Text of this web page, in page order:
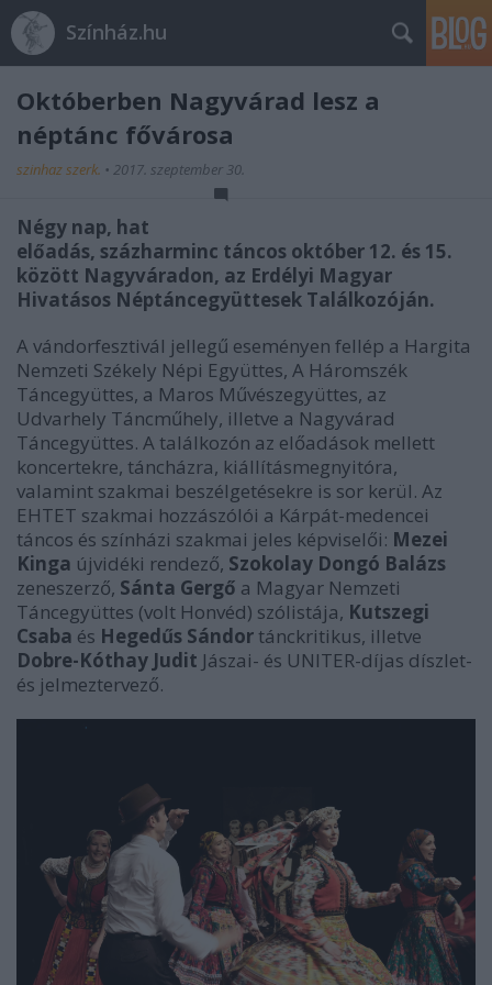
Színház.hu
Októberben Nagyvárad lesz a
néptánc fővárosa
szinhaz szerk. • 2017. szeptember 30.
Négy nap, hat
előadás, százharminc táncos október 12. és 15.
között Nagyváradon, az Erdélyi Magyar
Hivatásos Néptáncegyüttesek Találkozóján.
A vándorfesztivál jellegű eseményen fellép a Hargita
Nemzeti Székely Népi Együttes, A Háromszék
Táncegyüttes, a Maros Művészegyüttes, az
Udvarhely Táncműhely, illetve a Nagyvárad
Táncegyüttes. A találkozón az előadások mellett
koncertekre, táncházra, kiállításmegnyitóra,
valamint szakmai beszélgetésekre is sor kerül. Az
EHTET szakmai hozzászólói a Kárpát-medencei
táncos és színházi szakmai jeles képviselői: Mezei
Kinga újvidéki rendező, Szokolay Dongó Balázs
zeneszerző, Sánta Gergő a Magyar Nemzeti
Táncegyüttes (volt Honvéd) szólistája, Kutszegi
Csaba és Hegedűs Sándor tánckritikus, illetve
Dobre-Kóthay Judit Jászai- és UNITER-díjas díszlet-
és jelmeztervező.